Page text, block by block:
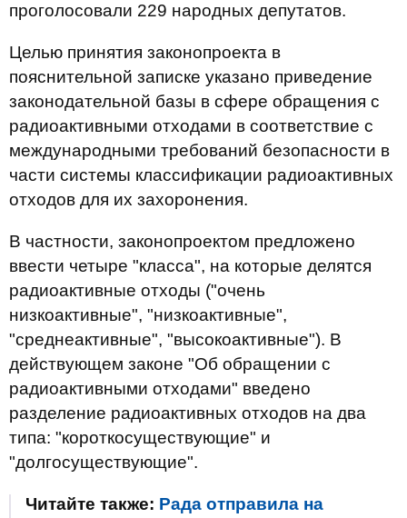
проголосовали 229 народных депутатов.
Целью принятия законопроекта в
пояснительной записке указано приведение
законодательной базы в сфере обращения с
радиоактивными отходами в соответствие с
международными требований безопасности в
части системы классификации радиоактивных
отходов для их захоронения.
В частности, законопроектом предложено
ввести четыре "класса", на которые делятся
радиоактивные отходы ("очень
низкоактивные", "низкоактивные",
"среднеактивные", "высокоактивные"). В
действующем законе "Об обращении с
радиоактивными отходами" введено
разделение радиоактивных отходов на два
типа: "короткосуществующие" и
"долгосуществующие".
Читайте также: Рада отправила на